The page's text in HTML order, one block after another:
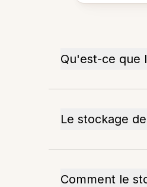
Qu'est-ce que
Le stockage
Comment le